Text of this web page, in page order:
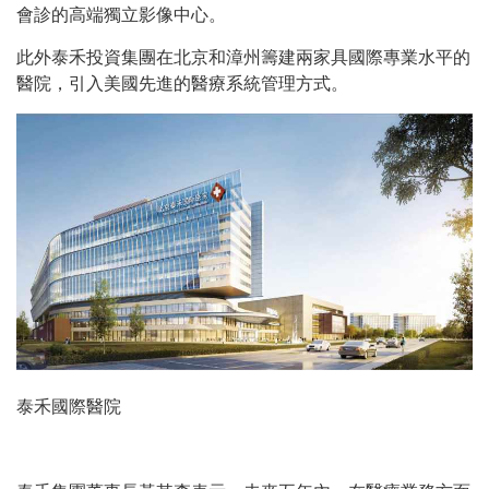
會診的高端獨立影像中心。
此外泰禾投資集團在北京和漳州籌建兩家具國際專業水平的
醫院，引入美國先進的醫療系統管理方式。
泰禾國際醫院